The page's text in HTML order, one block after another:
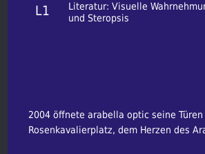
L1
Literatur: Visuelle
und Steropsis
2004 öffnete arabella optic seine Türen
Rosenkavalierplatz, dem Herzen des